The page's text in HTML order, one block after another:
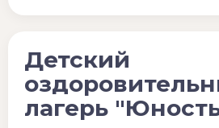
Детский
лагерь